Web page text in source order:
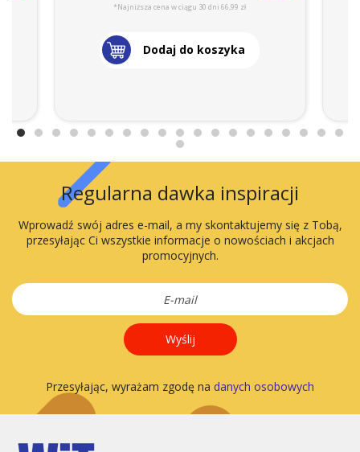
*Najniższa cena w ciągu 30 dni 66,99 zł
Dodaj do koszyka
Regularna dawka inspiracji
Wprowadź swój adres e-mail, a my skontaktujemy się z Tobą,
przesyłając Ci wszystkie informacje o nowościach i akcjach
promocyjnych.
Wyślij
Przesyłając, wyrażam zgodę na danych osobowych